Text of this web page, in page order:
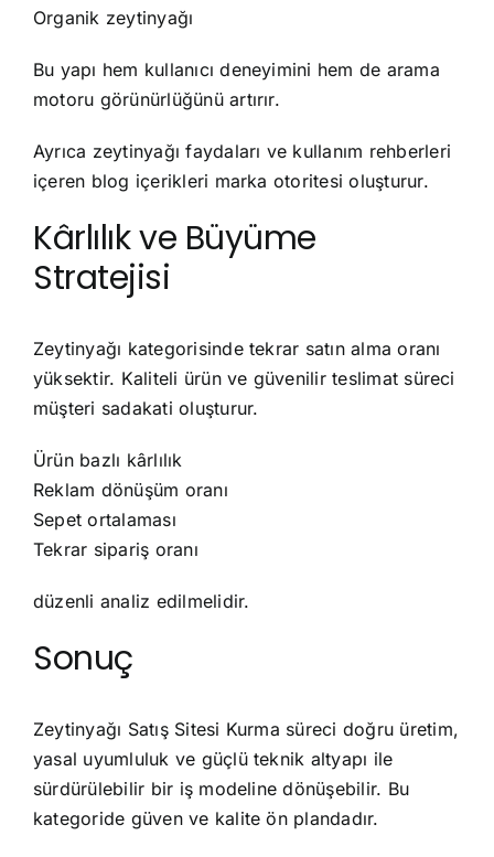
Organik zeytinyağı
Bu yapı hem kullanıcı deneyimini hem de arama
motoru görünürlüğünü artırır.
Ayrıca zeytinyağı faydaları ve kullanım rehberleri
içeren blog içerikleri marka otoritesi oluşturur.
Kârlılık ve Büyüme
Stratejisi
Zeytinyağı kategorisinde tekrar satın alma oranı
yüksektir. Kaliteli ürün ve güvenilir teslimat süreci
müşteri sadakati oluşturur.
Ürün bazlı kârlılık
Reklam dönüşüm oranı
Sepet ortalaması
Tekrar sipariş oranı
düzenli analiz edilmelidir.
Sonuç
Zeytinyağı Satış Sitesi Kurma süreci doğru üretim,
yasal uyumluluk ve güçlü teknik altyapı ile
sürdürülebilir bir iş modeline dönüşebilir. Bu
kategoride güven ve kalite ön plandadır.